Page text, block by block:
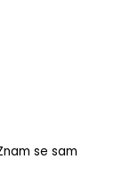
se sam